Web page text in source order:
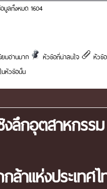
มูลทั้งหมด 1604
มอ่านมาก หัวข้อที่น่าสนใจ
หัวข้
นหัวข้อนั้น
งลึกอุตสาหกรรม
ล้าแห่งประเทศ